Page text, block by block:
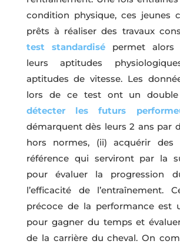
condition physique, ces jeunes
prêts à réaliser des travaux
test standardisépermet alors
leurs aptitudes
aptitudes de vitesse. Les
lors de ce test ont un
détecter les futurs
démarquent dès leurs 2 ans par
hors normes, (ii) acquérir des
référence qui serviront par la
pour évaluer la progression
l’efficacité de l’entraînement.
précoce de la performance est
pour gagner du temps et
de la carrière du cheval. On